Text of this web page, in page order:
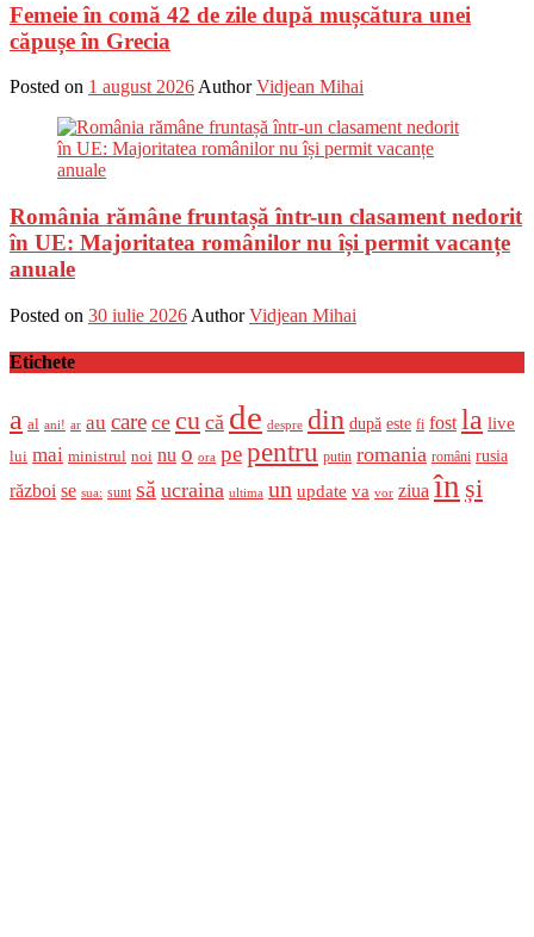
Femeie în comă 42 de zile după mușcătura unei
căpușe în Grecia
Posted on 1 august 2026Author Vidjean Mihai
România rămâne fruntașă într-un clasament nedorit
în UE: Majoritatea românilor nu își permit vacanțe
anuale
Posted on 30 iulie 2026 Author Vidjean Mihai
Etichete
a al ani! ar au care ce cu că de despre din după este fi fost la live
lui mai ministrul noi nu o ora pepentru putin romania români rusia
război se sua: sunt să ucraina ultima un update va vor ziua în și